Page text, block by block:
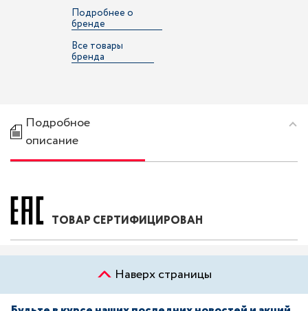
Подробнее о
бренде
Все товары
бренда
Подробное
описание
ТОВАР СЕРТИФИЦИРОВАН
Наверх страницы